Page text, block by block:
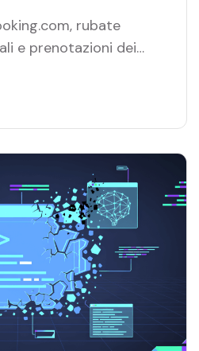
rubate
e prenotazioni dei
online
La società ha inviato
clienti coinvolti,
essere stati